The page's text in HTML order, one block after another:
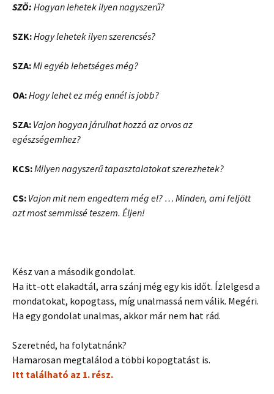
SZÖ: Hogyan lehetek ilyen nagyszerű?
SZK:Hogy lehetek ilyen szerencsés?
SZA:Mi egyéb lehetséges még?
OA:Hogy lehet ez még ennél is jobb?
SZA: Vajon hogyan járulhat hozzá az orvos az
egészségemhez?
KCS:Milyen nagyszerű tapasztalatokat szerezhetek?
CS: Vajon mit nem engedtem még el? … Minden, ami feljött
azt most semmissé teszem. Éljen!
Kész van a második gondolat.
Ha itt-ott elakadtál, arra szánj még egy kis időt. Ízlelgesd a
mondatokat, kopogtass, míg unalmassá nem válik. Megéri.
Ha egy gondolat unalmas, akkor már nem hat rád.
Szeretnéd, ha folytatnánk?
Hamarosan megtalálod a többi kopogtatást is.
Itt található az 1. rész.